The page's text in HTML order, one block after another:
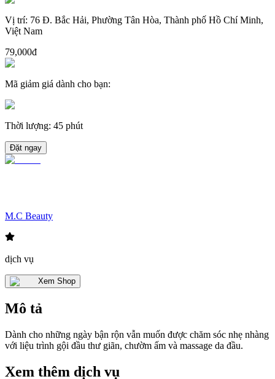
Vị trí: 76 Đ. Bắc Hải, Phường Tân Hòa, Thành phố Hồ Chí Minh,
Việt Nam
79,000đ
Mã giảm giá dành cho bạn:
Thời lượng: 45 phút
Đặt ngay
M.C Beauty
dịch vụ
Xem Shop
Mô tả
Dành cho những ngày bận rộn vẫn muốn được chăm sóc nhẹ nhàng
với liệu trình gội đầu thư giãn, chườm ấm và massage da đầu.
Xem thêm dịch vụ